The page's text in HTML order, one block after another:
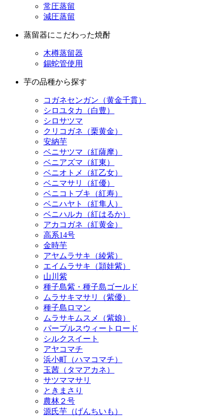
常圧蒸留
減圧蒸留
蒸留器にこだわった焼酎
木樽蒸留器
錫蛇管使用
芋の品種から探す
コガネセンガン（黄金千貫）
シロユタカ（白豊）
シロサツマ
クリコガネ（栗黄金）
安納芋
ベニサツマ（紅薩摩）
ベニアズマ（紅東）
ベニオトメ（紅乙女）
ベニマサリ（紅優）
ベニコトブキ（紅寿）
ベニハヤト（紅隼人）
ベニハルカ（紅はるか）
アカコガネ（紅黄金）
高系14号
金時芋
アヤムラサキ（綾紫）
エイムラサキ（頴娃紫）
山川紫
種子島紫・種子島ゴールド
ムラサキマサリ（紫優）
種子島ロマン
ムラサキムスメ（紫娘）
パープルスウィートロード
シルクスイート
アヤコマチ
浜小町（ハマコマチ）
玉茜（タマアカネ）
サツママサリ
ときまさり
農林２号
源氏芋（げんちいも）